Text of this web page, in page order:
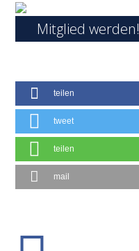
Mitglied werden!
teilen
tweet
teilen
mail